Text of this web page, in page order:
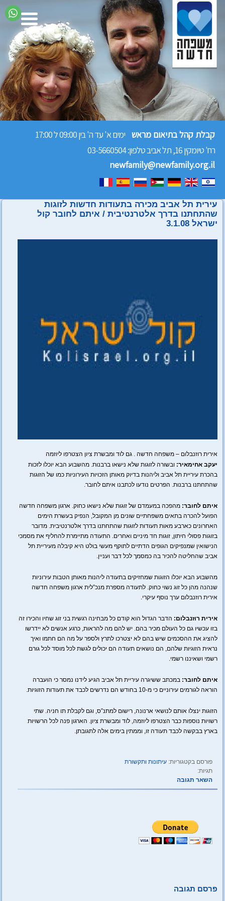
קבלת קהל בתיאום מראש ימים א' עד ה' בין 09:00 ל 17:00
רח' טיומקין 16, תל אביב
טלפון: 03-5660504
newfamily@newfamily.org.il
עירית תל אביב מכירה בתעודות חדשות לזוגות
שהתחתנו בדרך אלטרנטיבית / איתם לחובר קול
ישראל 3.1.08
אירית רוזנבלום – משפחה חדשה . גם לוד ומבשרת ציון הצטרפו ליוזמה
יעקב אחימאיר:ובשורה לזוגות שלא נישאו ברבנות. מהשבוע הבא יוכלו לזכות
בהכרת עיריית תל אביב וליהנות בדיוק מאותן הזכויות העירוניות כמו של הזוגות
שהתחתנו ברבנות. הפרטים נודעו לכתבנו איתם לחובר.
איתם לחובר: מהפכה במעמדם של זוגות שלא נישאו כחוק. ארגון משפחה חדשה
הפועל להכרה בתאים משפחתיים שונים מן המקובל, הנפיק בעשרת הימים
האחרונים כארבע מאות תעודות לזוגות שהתחתנו בדרך אלטרנטיבית. מדובר
בזוגות פסולי חיתון, זוגות חד מיניים ואחרים. התעודה מתיימרת להחליף את מסמכי
הנישואין שמנפיקים הגופים הדתיים לתוקף מעשי בולט היא קיבלה מעיריית תל
אביב שהחליטה להכיר בה כמסמך לכל דבר ועניין.
מהשבוע הבא יוכלו הזוגות שמחזיקים בתעודה ליהנות מאותן הטבות עירוניות
שנהנה מהן כל זוג נשוי כחוק. לתעודה מספרת מנכ”לית ארגון משפחה חדשה
אירית רוזנבלום ערך נוסף עיקרי.
אירית רוזנבלום: הדבר הגדול הוא קודם כל מבחינה רגשית בני זוג שחיו והכירו זה
בזו עכשיו גם כל העולם מכיר בהם. יש להם מה להראות, כרגע אנשים לא יידרשו
להציג את ההסכמים שיש בהם לא יצטרכו לתרץ ולספר על מה הם חתמו ואיך
נראית הזוגיות שלהם, הם נושאים תעודה הם יכולים לגשת לכל מוסד לכל גורם
רשמי ושאיננו רשמי.
איתם לחובר: במכתב ששיגרה עיריית תל אביב הגיע לידנו נמסר כי הועברה
הוראה לגורמים עירוניים כי מ-10 בחודש הם נדרשים לכבד את תעודות הזוגיות.
הזוגות ינצלו אותם לנושאי ארנונה, רישום למתנ”ס, וגם לקבלת תו חניה. שתי
רשויות נוספות כבר הצטרפו ליוזמה, לוד ומבשרת ציון. הארגון פנה לכל הרשויות
בארץ בבקשה לכבד תעודה זו, וממתין בימים אלה לתגובתן.
פורסם בקטגוריות:עיתונות ותקשורת
תגיות:
השאר תגובה
פרסם תגובה